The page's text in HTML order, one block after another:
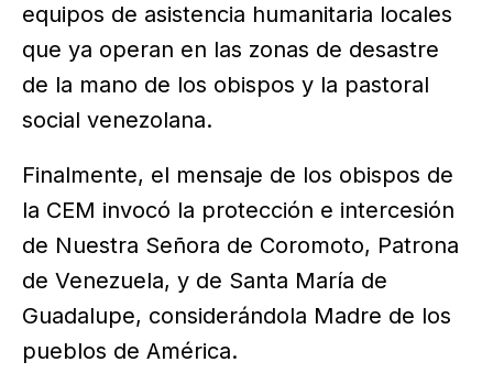
equipos de asistencia humanitaria locales
que ya operan en las zonas de desastre
de la mano de los obispos y la pastoral
social venezolana.
Finalmente, el mensaje de los obispos de
la CEM invocó la protección e intercesión
de Nuestra Señora de Coromoto, Patrona
de Venezuela, y de Santa María de
Guadalupe, considerándola Madre de los
pueblos de América.